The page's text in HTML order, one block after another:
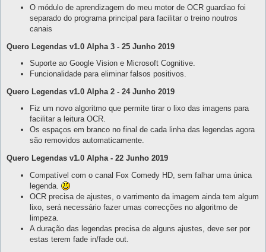
O módulo de aprendizagem do meu motor de OCR guardiao foi
separado do programa principal para facilitar o treino noutros
canais
Quero Legendas v1.0 Alpha 3 - 25 Junho 2019
Suporte ao Google Vision e Microsoft Cognitive.
Funcionalidade para eliminar falsos positivos.
Quero Legendas v1.0 Alpha 2 - 24 Junho 2019
Fiz um novo algoritmo que permite tirar o lixo das imagens para
facilitar a leitura OCR.
Os espaços em branco no final de cada linha das legendas agora
são removidos automaticamente.
Quero Legendas v1.0 Alpha - 22 Junho 2019
Compatível com o canal Fox Comedy HD, sem falhar uma única
legenda.
OCR precisa de ajustes, o varrimento da imagem ainda tem algum
lixo, será necessário fazer umas correcções no algoritmo de
limpeza.
A duração das legendas precisa de alguns ajustes, deve ser por
estas terem fade in/fade out.